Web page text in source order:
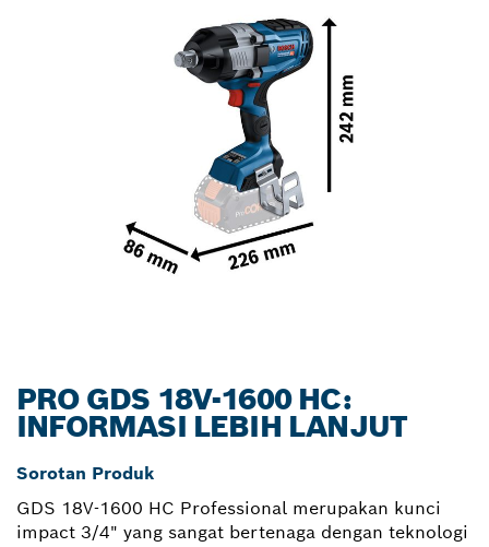
PRO GDS 18V-1600 HC:
INFORMASI LEBIH LANJUT
Sorotan Produk
GDS 18V-1600 HC Professional merupakan kunci
impact 3/4" yang sangat bertenaga dengan teknologi